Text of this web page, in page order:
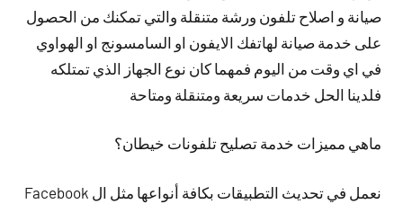
صيانة و اصلاح تلفون ورشة متنقلة والتي تمكنك من الحصول
على خدمة صيانة لهاتفك الايفون او السامسونج او الهواوي
في اي وقت من اليوم فمهما كان نوع الجهاز الذي تمتلكه
فلدينا الحل خدمات سريعة ومتنقلة ومتاحة
ماهي مميزات خدمة تصليح تلفونات خيطان؟
نعمل في تحديث التطبيقات بكافة أنواعها مثل ال Facebook